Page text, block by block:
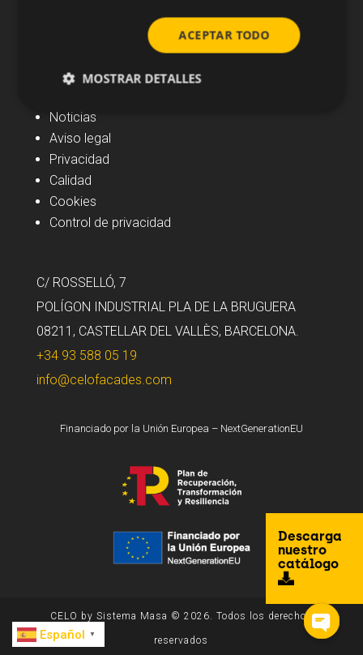
Navegación
Noticias
Aviso legal
Privacidad
Calidad
Cookies
Control de privacidad
C/ ROSSELLÓ, 7
POLÍGON INDUSTRIAL PLA DE LA BRUGUERA
08211, CASTELLAR DEL VALLÈS, BARCELONA.
+34 93 588 05 19
info@celofacades.com
Descarga
nuestro
catálogo
Financiado por la Unión Europea – NextGenerationEU
CELO by Sistema Masa © 2026. Todos los derechos
reservados
Español ▼
ACEPTAR TODO
MOSTRAR DETALLES